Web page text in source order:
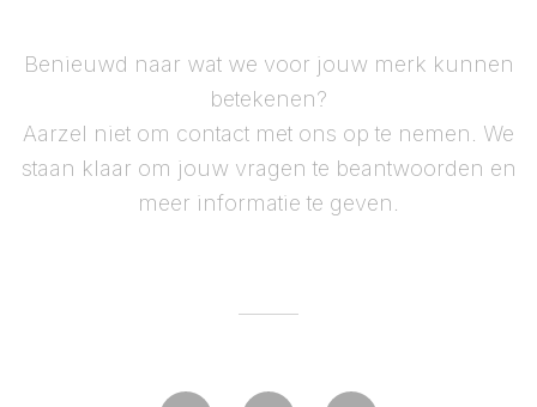
Benieuwd naar wat we voor jouw merk kunnen
betekenen?
Aarzel niet om contact met ons op te nemen. We
staan klaar om jouw vragen te beantwoorden en
meer informatie te geven.